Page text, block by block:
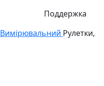
Поддержка
Вимірювальний Рулетки,